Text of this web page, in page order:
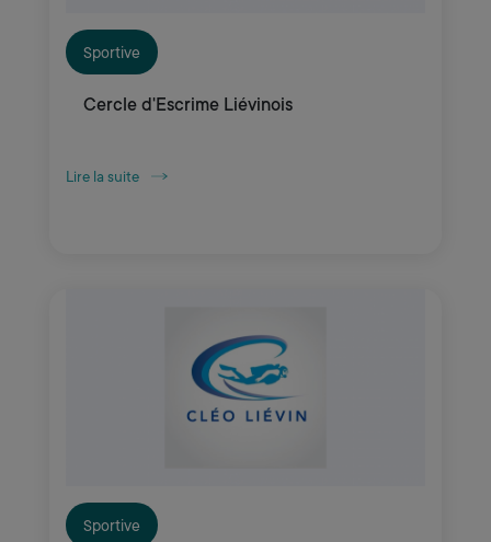
Sportive
Cercle d'Escrime Liévinois
Lire la suite
Sportive